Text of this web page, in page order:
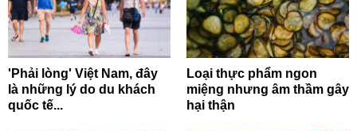
'Phải lòng' Việt Nam, đây
là những lý do du khách
quốc tế...
Loại thực phẩm ngon
miệng nhưng âm thầm gây
hại thận